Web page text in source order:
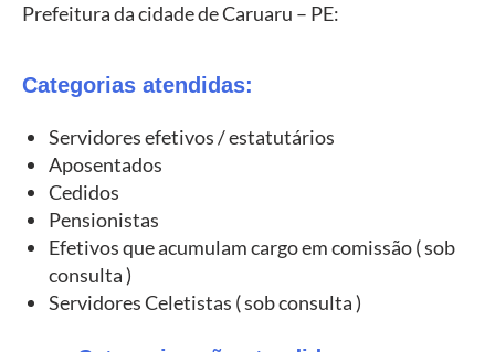
Prefeitura da cidade de Caruaru – PE:
Categorias atendidas:
Servidores efetivos / estatutários
Aposentados
Cedidos
Pensionistas
Efetivos que acumulam cargo em comissão ( sob
consulta )
Servidores Celetistas ( sob consulta )